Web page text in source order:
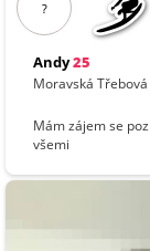
?
Andy25
Moravská Třebová
Mám zájem se
všemi